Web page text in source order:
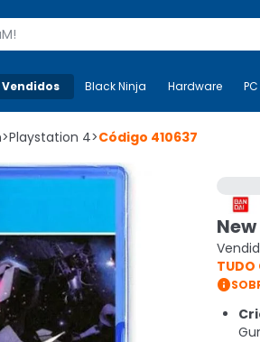
Mais-v- Black Ninja
Black Ninja Hardware
>Playstation 4>Código 410637
TUDO
